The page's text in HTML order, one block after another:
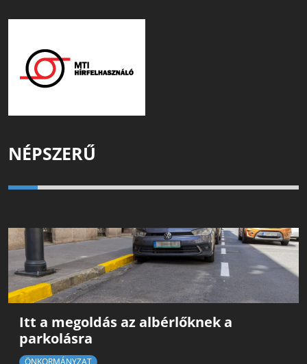
NÉPSZERŰ
Itt a megoldás az albérlőknek a
parkolásra